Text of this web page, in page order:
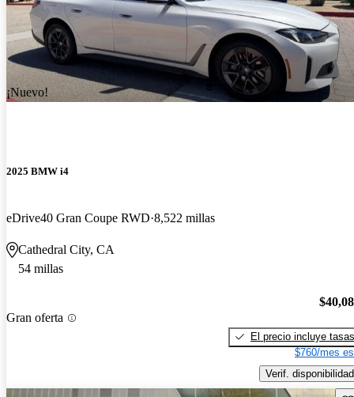
¡Nuevo!
2025 BMW i4
eDrive40 Gran Coupe RWD 8,522 millas
Cathedral City, CA
54 millas
Gran oferta
El precio incluye tasas
$760/mes
Verif. disponibilidad